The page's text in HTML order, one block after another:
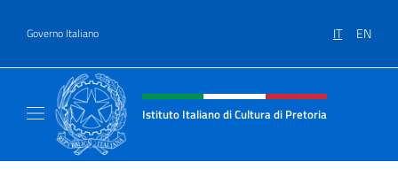
Governo Italiano IT EN
Intestazione sito, social e menù
Istituto Italiano di Cultura di Pretoria